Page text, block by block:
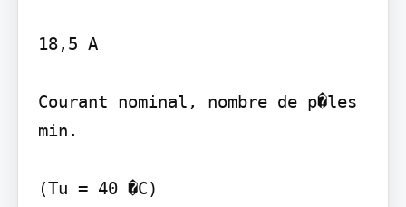
18,5 A
Courant nominal, nombre de p�les
min.
(Tu = 40 �C)